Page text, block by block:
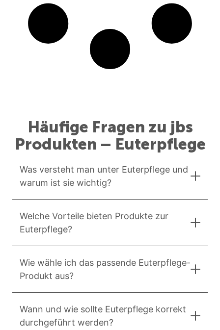
Häufige Fragen zu jbs
Produkten – Euterpflege
Was versteht man unter Euterpflege und
warum ist sie wichtig?
Welche Vorteile bieten Produkte zur
Euterpflege?
Wie wähle ich das passende Euterpflege-
Produkt aus?
Wann und wie sollte Euterpflege korrekt
durchgeführt werden?